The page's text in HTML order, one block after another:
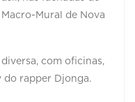
Mural de Nova
com oficinas,
do rapper Djonga.